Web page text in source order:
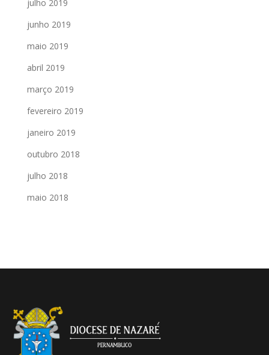
julho 2019
junho 2019
maio 2019
abril 2019
março 2019
fevereiro 2019
janeiro 2019
outubro 2018
julho 2018
maio 2018